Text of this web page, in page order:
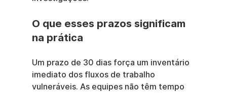
O que esses prazos significam
na prática
Um prazo de 30 dias força um inventário
imediato dos fluxos de trabalho
vulneráveis. As equipes não têm tempo